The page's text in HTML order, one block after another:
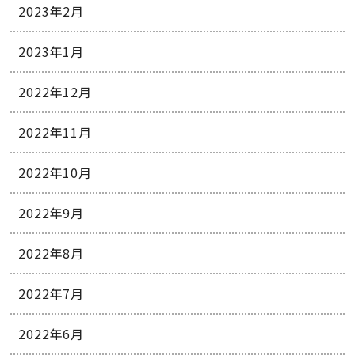
2023年2月
2023年1月
2022年12月
2022年11月
2022年10月
2022年9月
2022年8月
2022年7月
2022年6月